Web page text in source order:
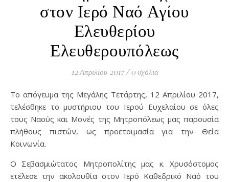
στον Ιερό Ναό Αγίου
Ελευθερίου
Ελευθερουπόλεως
12 Απριλίου 2017 / 0 σχόλια
Το απόγευμα της Μεγάλης Τετάρτης, 12 Απριλίου 2017,
τελέσθηκε το μυστήριου του Ιερού Ευχελαίου σε όλες
τους Ναούς και Μονές της Μητροπόλεως μας παρουσία
πλήθους πιστών, ως προετοιμασία για την Θεία
Κοινωνία.
Ο Σεβασμιώτατος Μητροπολίτης μας κ. Χρυσόστομος
ετέλεσε την ακολουθία στον Ιερό Καθεδρικό Ναό του